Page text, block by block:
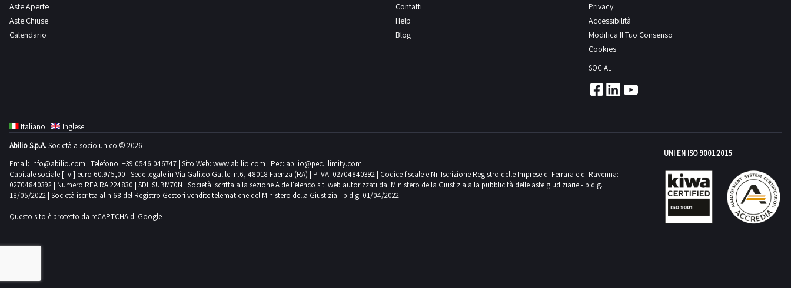
Aste Aperte
Aste Chiuse
Calendario
Contatti
Help
Blog
Privacy
Accessibilità
Modifica Il Tuo Consenso
Cookies
SOCIAL
Italiano
Inglese
Abilio S.p.A.Società a socio unico © 2026
Email: info@abilio.com | Telefono: +39 0546 046747 | Sito Web: www.abilio.com | Pec: abilio@pec.illimity.com
Capitale sociale [i.v.] euro 60.975,00 | Sede legale in Via Galileo Galilei n.6, 48018 Faenza (RA) | P.IVA: 02704840392 | Codice fiscale e Nr. Iscrizione Registro delle Imprese di Ferrara e di Ravenna:
02704840392 | Numero REA RA 224830 | SDI: SUBM70N | Società iscritta alla sezione A dell'elenco siti web autorizzati dal Ministero della Giustizia alla pubblicità delle aste giudiziarie - p.d.g.
18/05/2022 | Società iscritta al n.68 del Registro Gestori vendite telematiche del Ministero della Giustizia - p.d.g. 01/04/2022
Questo sito è protetto da reCAPTCHA di Google
UNI EN ISO 9001:2015